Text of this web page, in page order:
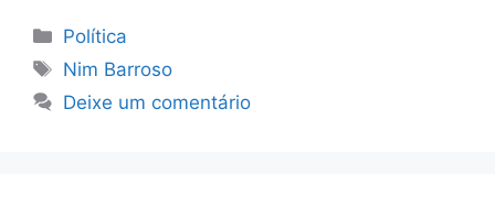
Categorias
Política
Tags
Nim Barroso
Deixe um comentário